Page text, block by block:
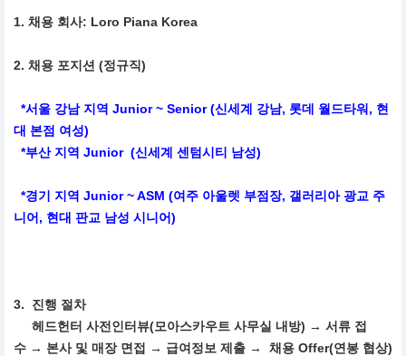
1. 채용 회사: Loro Piana Korea
2. 채용 포지션 (정규직)
*서울 강남 지역 Junior ~ Senior (신세계 강남, 롯데 월드타워, 현
대 본점 여성)
*부산 지역 Junior (신세계 센텀시티 남성)
*경기 지역 Junior ~ ASM (여주 아울렛 부점장, 갤러리아 광교 주
니어, 현대 판교 남성 시니어)
3. 진행 절차
헤드헌터 사전인터뷰(모아스카우트 사무실 내방) → 서류 접
수 → 본사 및 매장 면접 → 급여정보 제출 → 채용 Offer(연봉 협상)